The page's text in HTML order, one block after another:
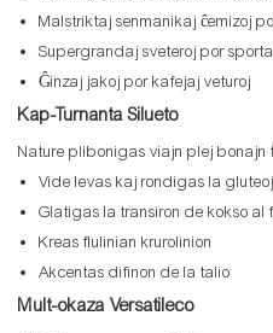
Malstriktaj senmanikaj ĉemizoj
Supergrandaj sveteroj por
Ĝinzaj jakoj por kafejaj veturoj
Kap-Turnanta Silueto
Nature plibonigas viajn plej bonajn
Vide levas kaj rondigas la
Glatigas la transiron de kokso al
Kreas flulinian krurolinion
Akcentas difinon de la talio
Mult-okaza Versatileco